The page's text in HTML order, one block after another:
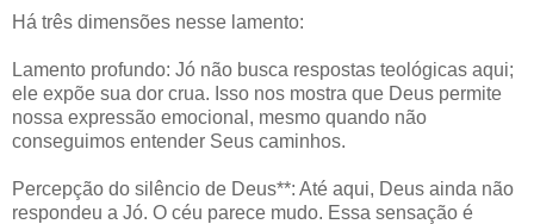
Há três dimensões nesse lamento:
Lamento profundo: Jó não busca respostas teológicas aqui;
ele expõe sua dor crua. Isso nos mostra que Deus permite
nossa expressão emocional, mesmo quando não
conseguimos entender Seus caminhos.
Percepção do silêncio de Deus**: Até aqui, Deus ainda não
respondeu a Jó. O céu parece mudo. Essa sensação é